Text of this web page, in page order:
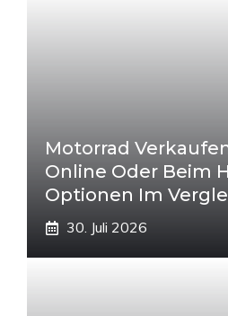
Motorrad
Online Oder Beim
Optionen Im
30. Juli 2026